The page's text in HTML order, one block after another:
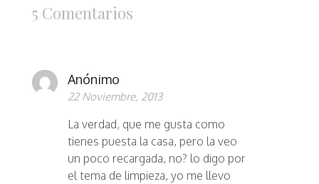
5 Comentarios
Anónimo
22 Noviembre, 2013
La verdad, que me gusta como
tienes puesta la casa, pero la veo
un poco recargada, no? lo digo por
el tema de limpieza, yo me llevo